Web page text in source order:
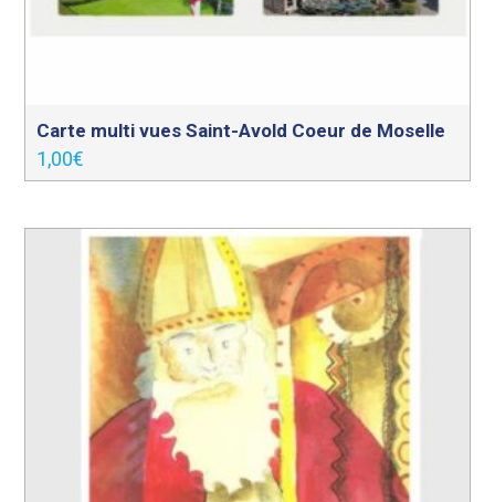
Carte multi vues Saint-Avold Coeur de Moselle
1,00€